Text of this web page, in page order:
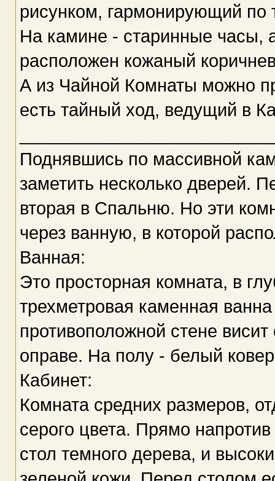
рисунком, гармонирующий по
На камине - старинные часы,
расположен кожаный
А из Чайной Комнаты можно
есть тайный ход, ведущий в
Поднявшись по массивной
заметить несколько дверей.
вторая в Спальню. Но эти
через ванную, в которой
Ванная:
Это просторная комната, в
трехметровая каменная
противоположной стене
оправе. На полу - белый
Кабинет:
Комната средних размеров,
серого цвета. Прямо
стол темного дерева, и